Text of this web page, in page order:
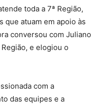
toda a 7ª Região,
que atuam em apoio às
conversou com Juliano
e elogiou o
com a
das equipes e a